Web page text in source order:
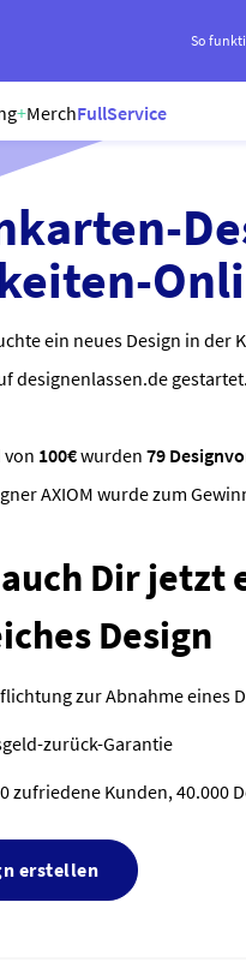
So
+MerchFullService
ein neues Design in der
designenlassen.de gestartet.
von 100€wurden 79
AXIOM wurde zum
Dir jetzt
Design
zur Abnahme eines
zurück-Garantie
zufriedene Kunden, 40.000
erstellen